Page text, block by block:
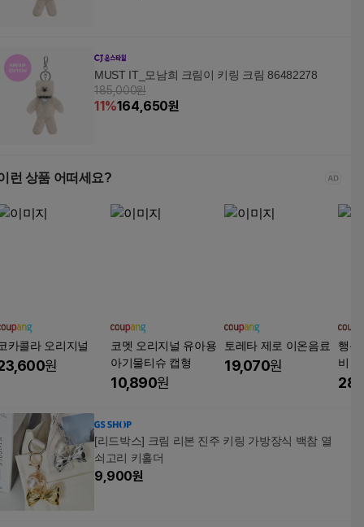
MUST IT_모남희 크림이 키링 크림 86482278
185,000원
11%164,650원
런 상품 어떠세요?
카콜라 오리지널
원
코멧 오리지널 유아용
아기물티슈 캡형
10,890원
토레타 제로 이온음료
19,070원
행복
비
발송
[리드박스] 크림 리본 진주 키링 가방장식 백참 열
쇠고리 키홀더
9,900원